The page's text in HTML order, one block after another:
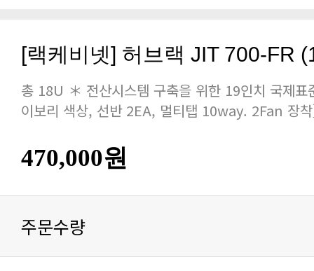
[랙케비넷] 허브랙 JIT 700-FR
이보리 색상, 선반 2EA, 멀티탭 10way. 2Fan 장
470,000원
주문수량